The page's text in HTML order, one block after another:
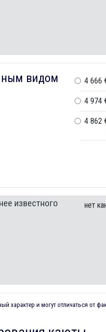
видом
4 666
4 974
4 862
известного
нет
характер и могут отличаться от